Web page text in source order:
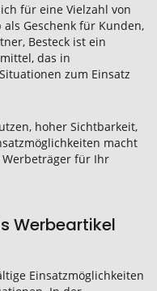
für eine Vielzahl von
Geschenk für Kunden,
Besteck ist ein
das in
zum Einsatz
hoher Sichtbarkeit,
macht
Werbeträger für Ihr
Werbeartikel
Einsatzmöglichkeiten